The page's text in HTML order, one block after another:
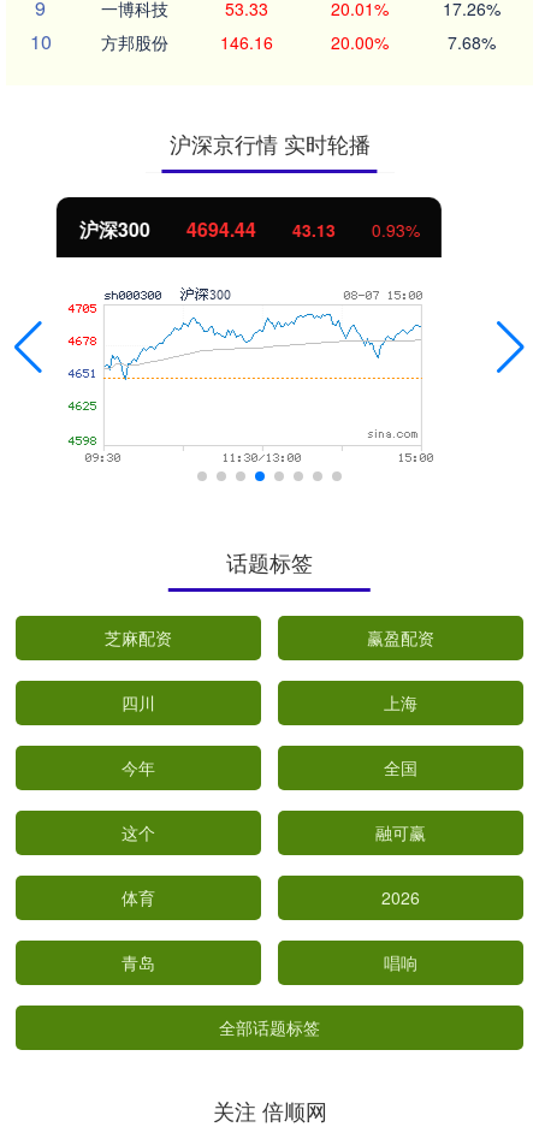
9 一博科技 53.33 20.01% 17.26%
10 方邦股份 146.16 20.00% 7.68%
沪深京行情 实时轮播
北证50 1134.24 11.37 1.01%
话题标签
芝麻配资 赢盈配资
四川 上海
今年 全国
这个 融可赢
体育 2026
青岛 唱响
全部话题标签
关注 倍顺网